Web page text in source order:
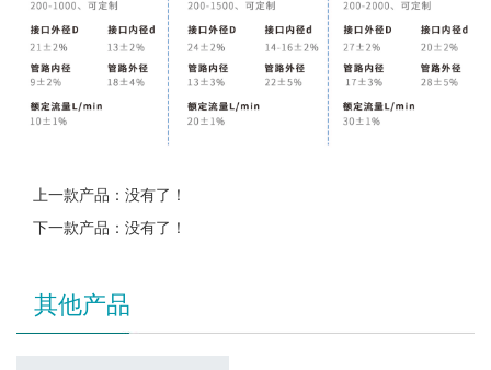
上一款产品：没有了！
下一款产品：没有了！
其他产品